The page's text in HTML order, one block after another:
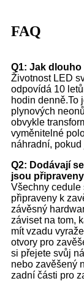
FAQ
Q1: Jak
Životnost LED
odpovídá 10
hodin denně.To
plynových
obvykle
vyměnitelné
náhradní,
Q2: Dodávají
jsou
Všechny cedule
připraveny k
závěsný
záviset na tom,
mít vzadu
otvory pro
si přejete svůj
nebo zavěšený
zadní části pro